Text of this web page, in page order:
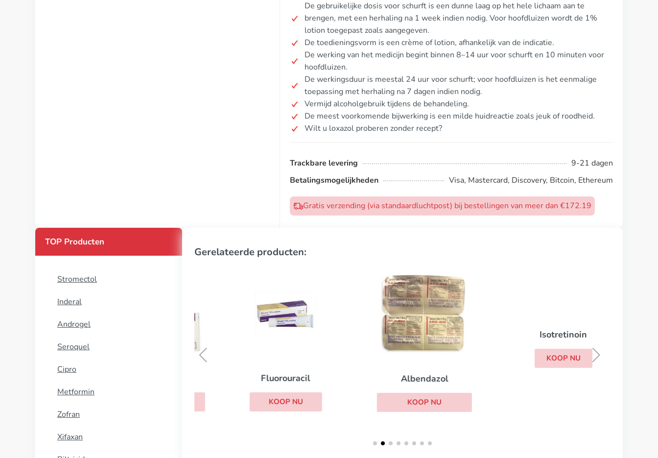
De gebruikelijke dosis voor schurft is een dunne laag op het hele lichaam aan te
brengen, met een herhaling na 1 week indien nodig. Voor hoofdluizen wordt de 1%
lotion toegepast zoals aangegeven.
De toedieningsvorm is een crème of lotion, afhankelijk van de indicatie.
De werking van het medicijn begint binnen 8–14 uur voor schurft en 10 minuten voor
hoofdluizen.
De werkingsduur is meestal 24 uur voor schurft; voor hoofdluizen is het eenmalige
toepassing met herhaling na 7 dagen indien nodig.
Vermijd alcoholgebruik tijdens de behandeling.
De meest voorkomende bijwerking is een milde huidreactie zoals jeuk of roodheid.
Wilt u loxazol proberen zonder recept?
Trackbare levering
9-21 dagen
Betalingsmogelijkheden
Visa, Mastercard, Discovery, Bitcoin, Ethereum
Gratis verzending (via standaardluchtpost) bij bestellingen van meer dan €172.19
TOP Producten
Stromectol
Inderal
Androgel
Seroquel
Cipro
Metformin
Zofran
Xifaxan
Gerelateerde producten:
Fluorouracil
KOOP NU
Albendazol
KOOP NU